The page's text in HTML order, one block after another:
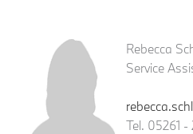
Rebecca
Service
Tel. 05261